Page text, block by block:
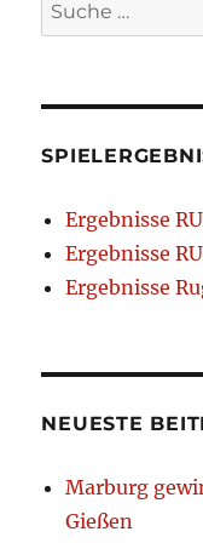
nach:
Ergebnisse
Ergebnisse
Ergebnisse
NEUESTE
Marburg
Gießen